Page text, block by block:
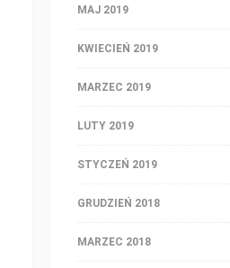
MAJ 2019
KWIECIEŃ 2019
MARZEC 2019
LUTY 2019
STYCZEŃ 2019
GRUDZIEŃ 2018
MARZEC 2018